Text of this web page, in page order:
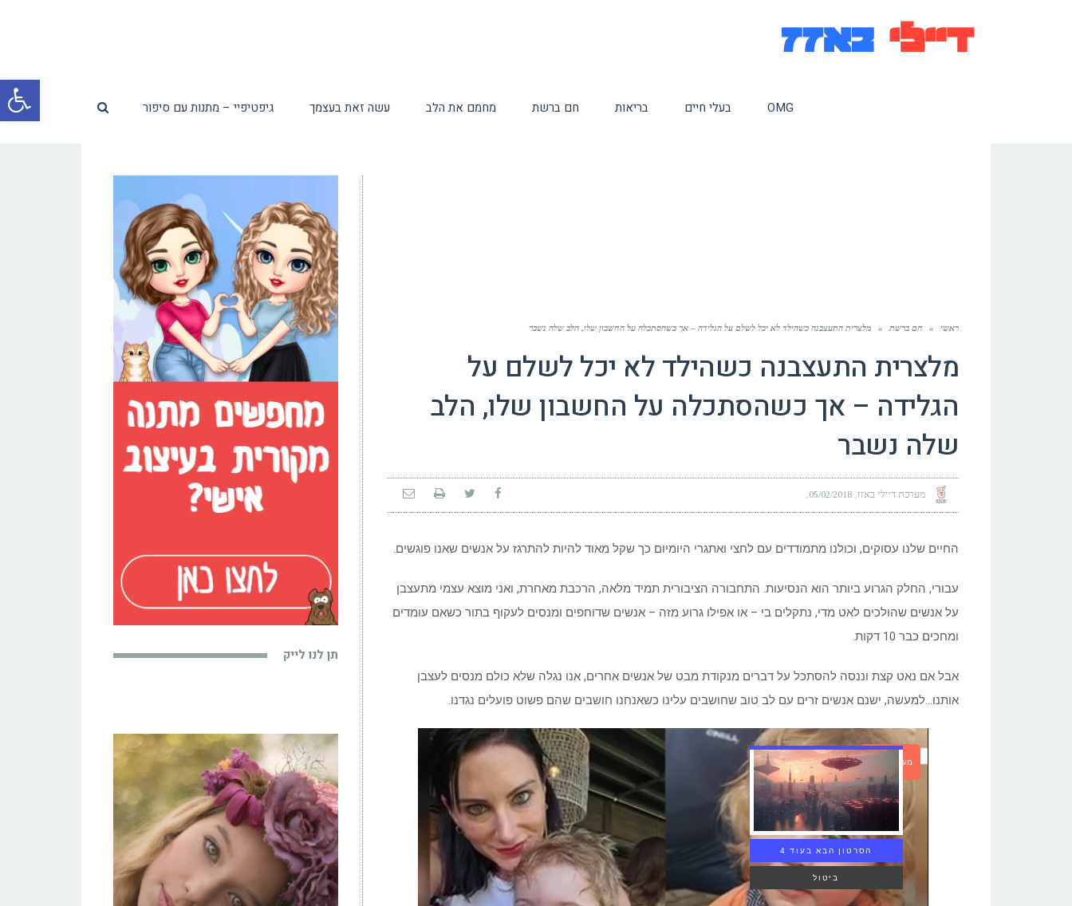
OMG בעלי חיים בריאות חם ברשת מחמם את הלב עשה זאת בעצמך גיפטיפיי – מתנות עם סיפור
ראשי » חם ברשת » מלצרית התעצבנה כשהילד לא יכל לשלם על הגלידה – אך כשהסתכלה על החשבון שלו, הלב שלה נשבר
מלצרית התעצבנה כשהילד לא יכל לשלם על
הגלידה – אך כשהסתכלה על החשבון שלו, הלב
שלה נשבר
מערכת דיילי באזז 05/02/2018
החיים שלנו עסוקים, וכולנו מתמודדים עם לחצי ואתגרי היומיום כך שקל מאוד להיות להתרגז על אנשים שאנו פוגשים.
עבורי, החלק הגרוע ביותר הוא הנסיעות. התחבורה הציבורית תמיד מלאה, הרכבת מאחרת, ואני מוצא עצמי מתעצבן
על אנשים שהולכים לאט מדי, נתקלים בי – או אפילו גרוע מזה – אנשים שדוחפים ומנסים לעקוף בתור כשאם עומדים
ומחכים כבר 10 דקות.
אבל אם נאט קצת וננסה להסתכל על דברים מנקודת מבט של אנשים אחרים, אנו נגלה שלא כולם מנסים לעצבן
אותנו…למעשה, ישנם אנשים זרים עם לב טוב שחושבים עלינו כשאנחנו חושבים שהם פשוט פועלים נגדנו.
מעבר לכתבה
הסרטון הבא בעוד 3
ביטול
תן לנו לייק